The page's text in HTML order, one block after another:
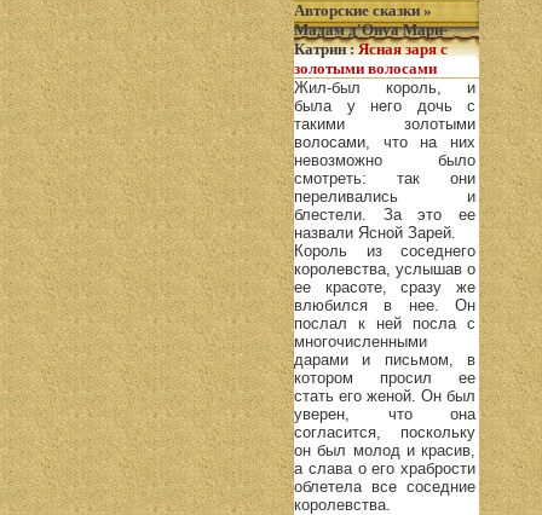
Авторские сказки »
Мадам д'Онуа Мари-
Катрин:Ясная заря с
золотыми волосами
Жил-был король, и
была у него дочь с
такими золотыми
волосами, что на них
невозможно было
смотреть: так они
переливались и
блестели. За это ее
назвали Ясной Зарей.
Король из соседнего
королевства, услышав о
ее красоте, сразу же
влюбился в нее. Он
послал к ней посла с
многочисленными
дарами и письмом, в
котором просил ее
стать его женой. Он был
уверен, что она
согласится, поскольку
он был молод и красив,
а слава о его храбрости
облетела все соседние
королевства.